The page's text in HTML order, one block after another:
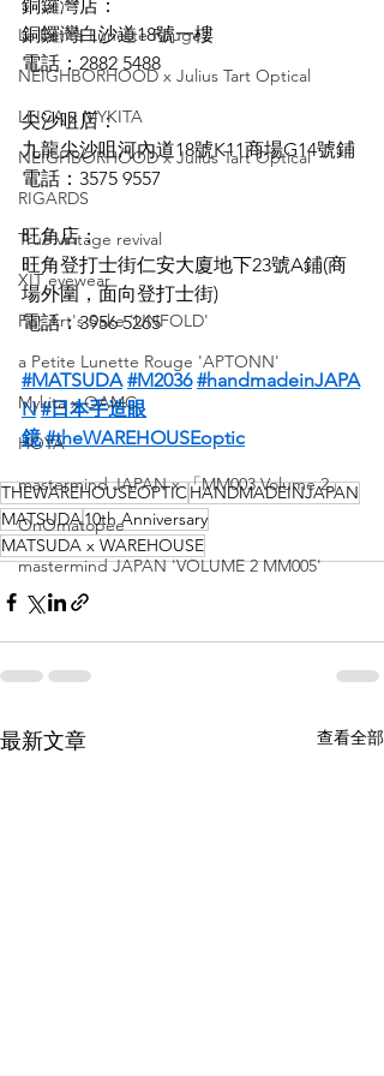
La Petite Lunette Rouge
NEIGHBORHOOD x Julius Tart Optical
LEICA x MYKITA
NEIGHBORHOOD x Julius Tart Optical
RIGARDS
True vintage revival
XIT eyewear
For Art's Sake 'UNFOLD'
a Petite Lunette Rouge 'APTONN'
Mykita x OAMC
HOYA
mastermind JAPAN x 「MM003 Volume 2」
OnOmatopee
mastermind JAPAN 'VOLUME 2 MM005'
銅鑼灣店：
銅鑼灣白沙道18號一樓
電話：2882 5488
尖沙咀店：
九龍尖沙咀河內道18號K11商場G14號鋪
電話：3575 9557
旺角店：
旺角登打士街仁安大廈地下23號A鋪(商
場外圍，面向登打士街)
電話：3956 5265
#MATSUDA #M2036 #handmadeinJAPA
N #日本手造眼
鏡 #theWAREHOUSEoptic
THEWAREHOUSEOPTICHANDMADEINJAPAN
MATSUDA10th Anniversary
MATSUDA x WAREHOUSE
最新文章 查看全部